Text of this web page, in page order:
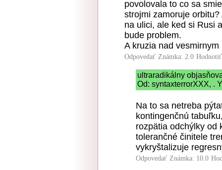
povolovala to co sa
strojmi zamoruje
na ulici, ale ked si Rusi
bude problem.
A kruzia nad
Odpovedať Známka: 2.0
ultraradikálny
Od: syntaxterrorXXX, .
Na to sa netreba
kontingenčnú
rozpätia odchýlky od
tolerančné činitele
vykryštalizuje
Odpovedať Známka: 10.0